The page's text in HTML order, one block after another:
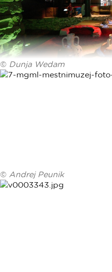
© Dunja Wedam
© Andrej Peunik